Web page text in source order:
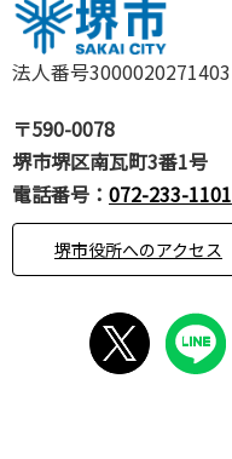
法人番号3000020271403
〒590-0078
堺市堺区南瓦町3番1号
電話番号： 072-233-1101
堺市役所へのアクセス